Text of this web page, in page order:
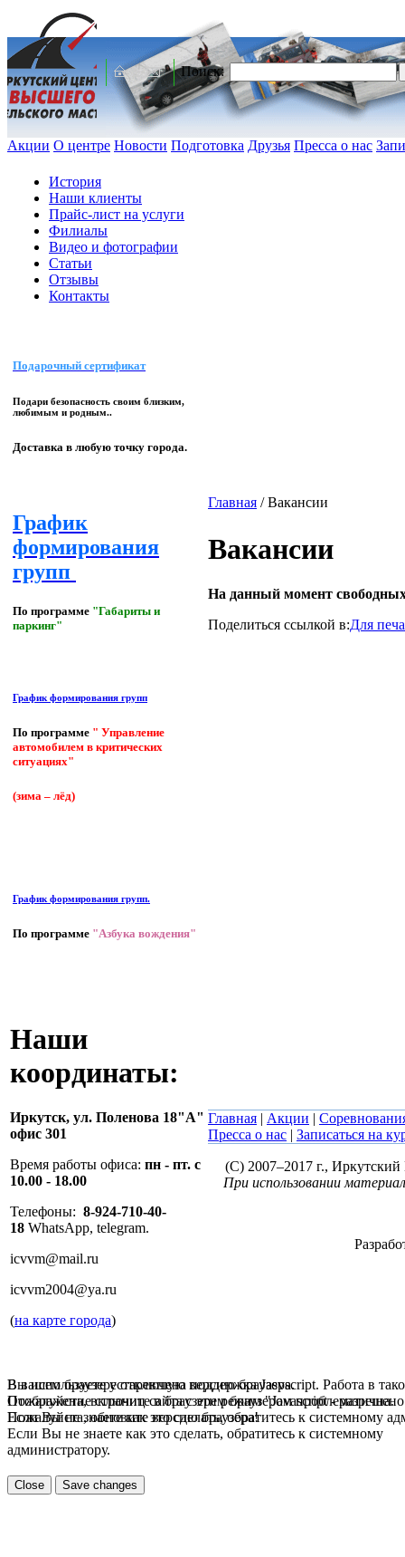
Поиск:
Акции О центре Новости Подготовка Друзья Пресса о нас
История
Наши клиенты
Прайс-лист на услуги
Филиалы
Видео и фотографии
Статьи
Отзывы
Контакты
Подарочный сертификат
Подари безопасность своим близким,
любимым и родным..
Доставка в любую точку города.
График
формирования
групп
По программе "Габариты и
паркинг"
График формирования групп
По программе " Управление
автомобилем в критических
ситуациях"
(зима – лёд)
График формирования групп.
По программе "Азбука вождения"
Главная /Вакансии
Вакансии
На данный момент
Поделиться ссылкой в:Для
Наши
координаты:
Иркутск, ул. Поленова 18"А"
офис 301
Время работы офиса: пн - пт. с
10.00 - 18.00
Телефоны: 8-924-710-40-
18 WhatsApp, telegram.
icvvm@mail.ru
icvvm2004@ya.ru
(на карте города)
Главная | Акции |
Пресса о нас | Записаться на
(C) 2007–2017 г.,
При использовании
В вашем браузере отключена поддержка Jasvscript. Работа в
Пожалуйста, включите в браузере режим "Javascript -
Если Вы не знаете как это сделать, обратитесь к системному
Вы используете устаревшую версию браузера.
Отображение страниц сайта с этим браузером проблематична.
Пожалуйста, обновите версию браузера!
Если Вы не знаете как это сделать, обратитесь к системному
администратору.
Close Save changes